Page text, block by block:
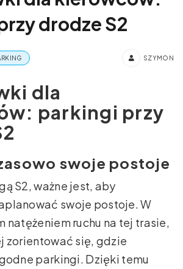
drodze S2
SZYMON
dla
parkingi przy
swoje postoje
S2, ważne jest, aby
swoje postoje. W
natężeniem ruchu na tej trasie,
zorientować się, gdzie
parkingi. Dzięki temu